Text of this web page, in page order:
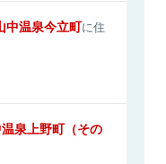
中温泉今立町に住
泉上野町（その